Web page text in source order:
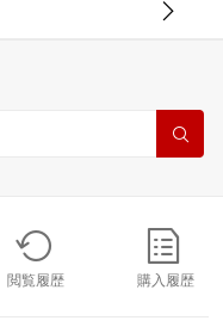
閲覧履歴 購入履歴